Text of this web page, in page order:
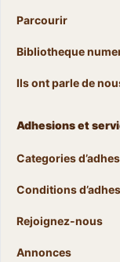
Parcourir
Bibliotheque
Ils ont parle de
Adhesions et
Categories
Conditions
Rejoignez-nous
Annonces